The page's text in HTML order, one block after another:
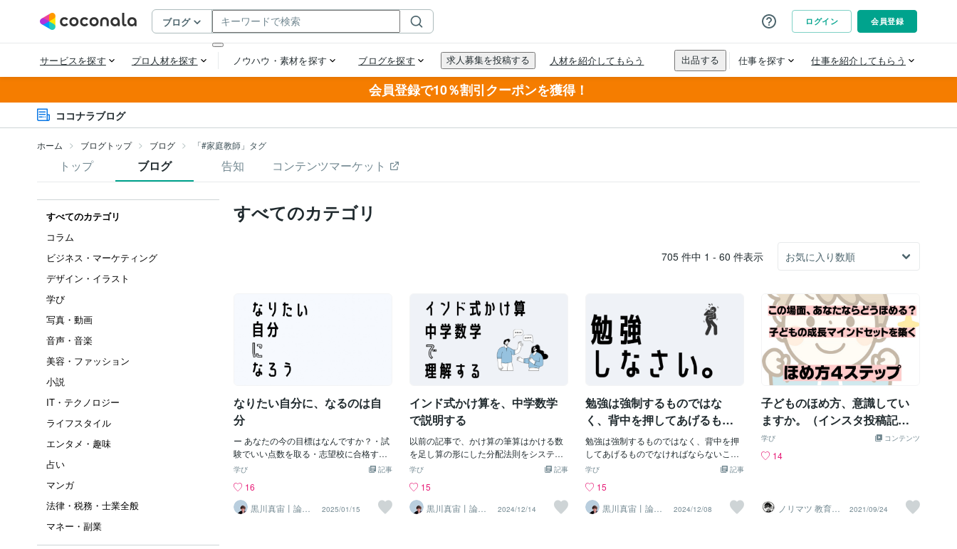
会員登録で10％割引クーポンを獲得！
ココナラブログ
ホーム ブログトップ ブログ 「#家庭教師」タグ
トップ ブログ 告知 コンテンツマーケット
すべてのカテゴリ
コラム
ビジネス・マーケティング
デザイン・イラスト
学び
写真・動画
音声・音楽
美容・ファッション
小説
IT・テクノロジー
ライフスタイル
エンタメ・趣味
占い
マンガ
法律・税務・士業全般
マネー・副業
すべてのカテゴリ
705 件中 1 - 60 件表示
なりたい自分に、なるのは自
分
ー あなたの今の目標はなんですか？・試
験でいい点数を取る・志望校に合格す
る・プロジェクトを成功させる・お仕事
う・好きな人とお付き合いをする・SNS
のフォロワーを増やす・ダイエットに成
功する・タスクを今日中に終わらせる・
記事
学び
16
黒川真宙丨論理
で学ぶ数学の個
2025/01/15
インド式かけ算を、中学数学
で説明する
以前の記事で、かけ算の筆算はかける数
を足し算の形にした分配法則をシステム
化したものだということを説明しまし
ちの頭の中に染み付いているかけ算の筆
算は、いつもかける数だけを足し算の形
にします。それは、かけ算の筆算のマニ
記事
学び
15
黒川真宙丨論理
で学ぶ数学の個
2024/12/14
勉強は強制するものではな
く、背中を押してあげるもの
で無いといけない
勉強は強制するものではなく、背中を押
してあげるものでなければならないこれ
は、私の指導理念の1つです。これまで1
見てきましたが、どんな学生にも学習習
慣が身に付かない原因はそれぞれ明確に
あるなという感覚が実感としてありま
記事
学び
15
黒川真宙丨論理
で学ぶ数学の個
2024/12/08
子どものほめ方、意識してい
ますか。（インスタ投稿記
事）
コンテンツ
学び
14
ノリマツ 教育コ
ンサルタント
2021/09/24